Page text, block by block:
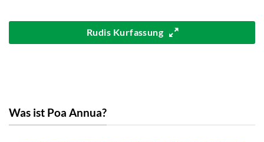
Rudis Kurfassung
Was ist Poa Annua?